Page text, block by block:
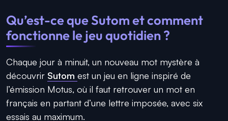
Qu’est-ce que Sutom et comment
fonctionne le jeu quotidien ?
Chaque jour à minuit, un nouveau mot mystère à
découvrir Sutom est un jeu en ligne inspiré de
l’émission Motus, où il faut retrouver un mot en
français en partant d’une lettre imposée, avec six
essais au maximum.